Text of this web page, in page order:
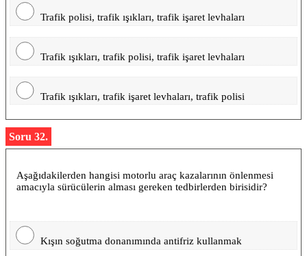
Trafik polisi, trafik ışıkları, trafik işaret levhaları
Trafik ışıkları, trafik polisi, trafik işaret levhaları
Trafik ışıkları, trafik işaret levhaları, trafik polisi
Soru 32.
Aşağıdakilerden hangisi motorlu araç kazalarının önlenmesi
amacıyla sürücülerin alması gereken tedbirlerden birisidir?
Kışın soğutma donanımında antifriz kullanmak